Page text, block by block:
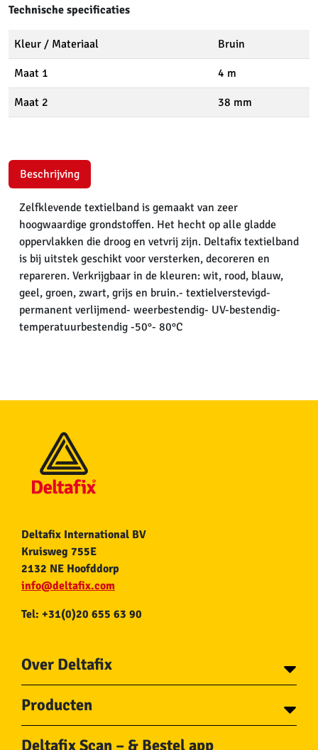
Technische specificaties
Kleur / Materiaal Bruin
Maat 1 4 m
Maat 2 38 mm
Beschrijving
Zelfklevende textielband is gemaakt van zeer
hoogwaardige grondstoffen. Het hecht op alle gladde
oppervlakken die droog en vetvrij zijn. Deltafix textielband
is bij uitstek geschikt voor versterken, decoreren en
repareren. Verkrijgbaar in de kleuren: wit, rood, blauw,
geel, groen, zwart, grijs en bruin.- textielverstevigd-
permanent verlijmend- weerbestendig- UV-bestendig-
temperatuurbestendig -50°- 80°C
Deltafix International BV
Kruisweg 755E
2132 NE Hoofddorp
info@deltafix.com
Tel: +31(0)20 655 63 90
Over Deltafix
Voor gemeentes
Over Deltafix
Producten
Deltafix Scan – & Bestel app